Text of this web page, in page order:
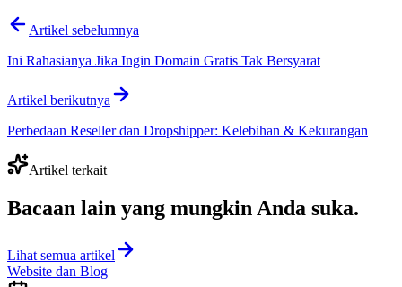
Artikel sebelumnya
Ini Rahasianya Jika Ingin Domain Gratis Tak Bersyarat
Artikel berikutnya
Perbedaan Reseller dan Dropshipper: Kelebihan & Kekurangan
Artikel terkait
Bacaan lain yang mungkin Anda suka.
Lihat semua artikel
Website dan Blog